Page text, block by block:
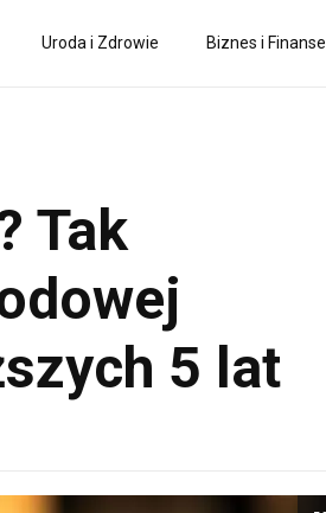
Uroda i Zdrowie Biznes i Finanse
Tak
5 lat